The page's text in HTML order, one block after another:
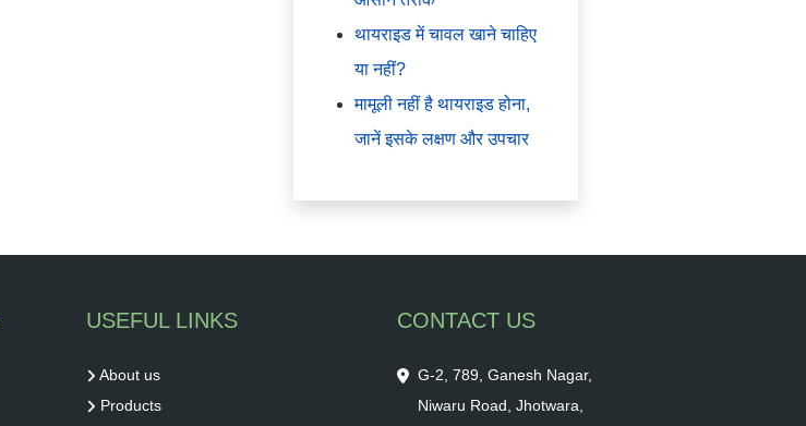
थायराइड में चावल खाने चाहिए
या नहीं?
मामूली नहीं है थायराइड होना,
जानें इसके लक्षण और उपचार
USEFUL LINKS
About us
Products
CONTACT US
G-2, 789, Ganesh Nagar,
Niwaru Road, Jhotwara,